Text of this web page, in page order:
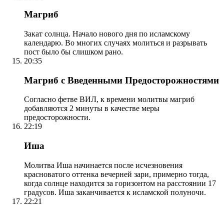
Магриб
Закат солнца. Начало нового дня по исламскому
календарю. Во многих случаях молиться и разрывать
пост было бы слишком рано.
20:35
Магриб с Введенными Предосторожностями
Согласно фетве ВИЛ, к времени молитвы магриб
добавляются 2 минуты в качестве меры
предосторожности.
22:19
Иша
Молитва Иша начинается после исчезновения
красноватого оттенка вечерней зари, примерно тогда,
когда солнце находится за горизонтом на расстоянии 17
градусов. Иша заканчивается к исламской полуночи.
22:21